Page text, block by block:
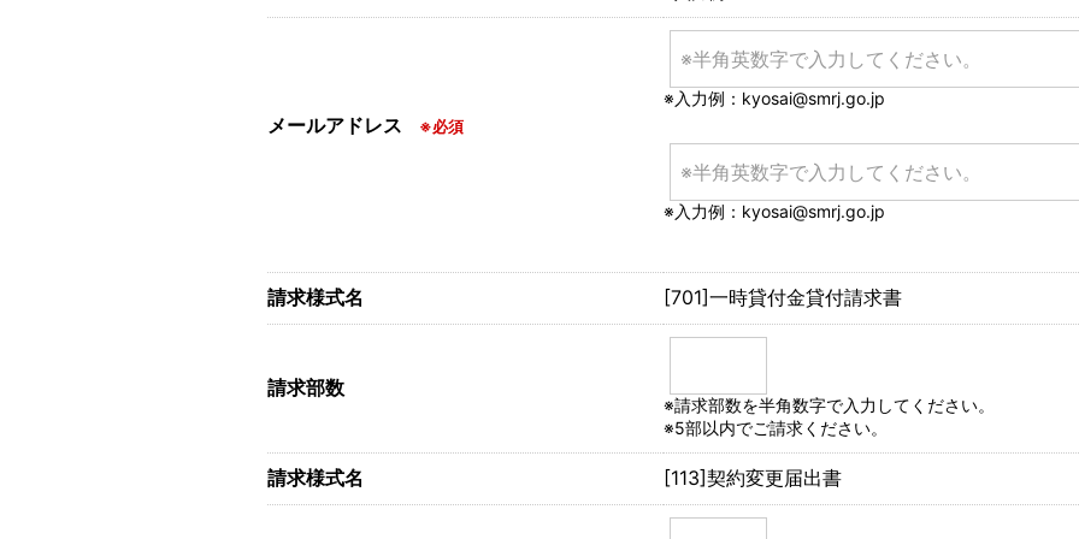
メールアドレス ※必須
※入力例：kyosai@smrj.go.jp
※入力例：kyosai@smrj.go.jp
請求様式名 [701]一時貸付金貸付請求書
請求部数
※請求部数を半角数字で入力してください。
※5部以内でご請求ください。
請求様式名 [113]契約変更届出書